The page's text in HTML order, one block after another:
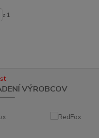
z 1
VÝROBCOV